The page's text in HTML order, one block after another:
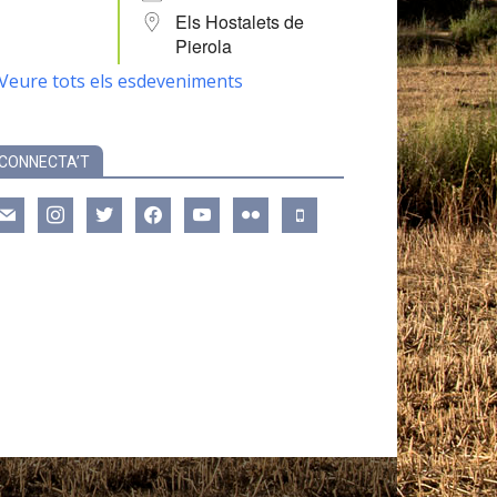
Els Hostalets de
Pierola
tots els esdeveniments
instagramtwitter facebookyoutube flickr mobile